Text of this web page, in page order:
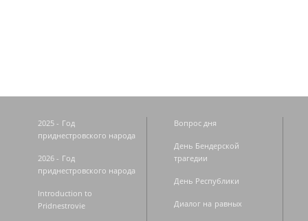
2025 - Год
приднестровского народа
2026 - Год
приднестровского народа
Introduction to
Pridnestrovie
Вопрос дня
День Бендерской
трагедии
День Республики
Диалог на равных